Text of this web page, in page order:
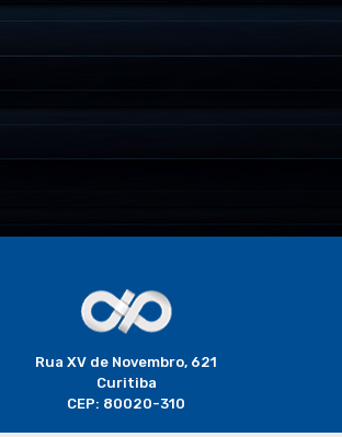
Rua XV de Novembro, 621
Curitiba
CEP: 80020-310